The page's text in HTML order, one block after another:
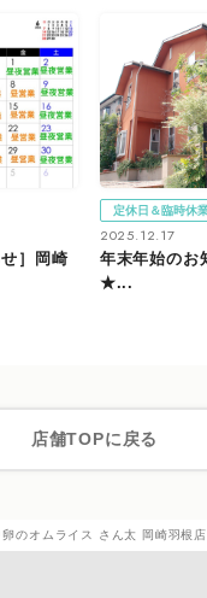
せ］岡崎
定休日＆臨時休
2025.12.17
年末年始のお
★...
店舗TOPに戻る
卵のオムライス さん太 岡崎羽根店